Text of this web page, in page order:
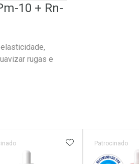
10 + Rn-
rugas e
AOS FAVORITOSADICIONAR AOS
Patrocinado